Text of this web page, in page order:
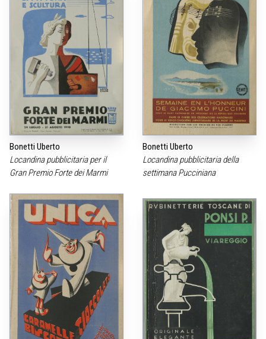
locandina, 1952 cm.32,5×23
Bonetti Uberto
Locandina pubblicitaria per il
Gran Premio Forte dei Marmi
Bonetti Uberto
Locandina pubblicitaria della
settimana Pucciniana